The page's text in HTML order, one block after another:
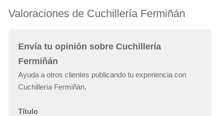
Valoraciones de Cuchillería Fermiñán
Envía tu opinión sobre Cuchillería
Fermiñán
Ayuda a otros clientes publicando tu experiencia con
Cuchillería Fermiñán.
Título